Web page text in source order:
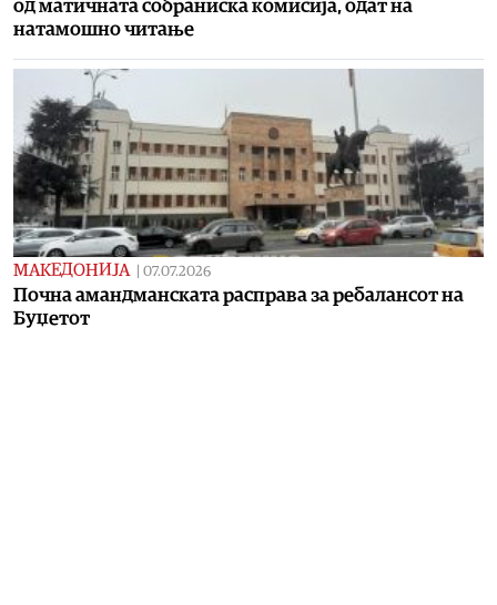
од матичната собраниска комисија, одат на
натамошно читање
МАКЕДОНИЈА 07.07.2026
Почна амандманската расправа за ребалансот на
Буџетот